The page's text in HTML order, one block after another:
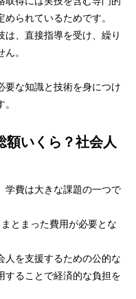
られているためです。
、直接指導を受け、繰り
。
要な知識と技術を身につけ
額いくら？社会人
学費は大きな課題の一つで
とまった費用が必要とな
人を支援するための公的な
することで経済的な負担を